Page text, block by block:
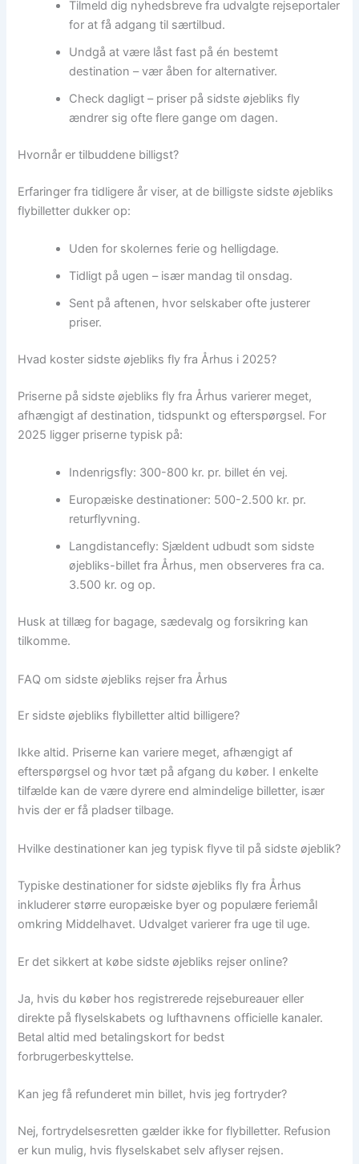
Tilmeld dig nyhedsbreve fra udvalgte rejseportaler
for at få adgang til særtilbud.
Undgå at være låst fast på én bestemt
destination – vær åben for alternativer.
Check dagligt – priser på sidste øjebliks fly
ændrer sig ofte flere gange om dagen.
Hvornår er tilbuddene billigst?
Erfaringer fra tidligere år viser, at de billigste sidste øjebliks
flybilletter dukker op:
Uden for skolernes ferie og helligdage.
Tidligt på ugen – især mandag til onsdag.
Sent på aftenen, hvor selskaber ofte justerer
priser.
Hvad koster sidste øjebliks fly fra Århus i 2025?
Priserne på sidste øjebliks fly fra Århus varierer meget,
afhængigt af destination, tidspunkt og efterspørgsel. For
2025 ligger priserne typisk på:
Indenrigsfly: 300-800 kr. pr. billet én vej.
Europæiske destinationer: 500-2.500 kr. pr.
returflyvning.
Langdistancefly: Sjældent udbudt som sidste
øjebliks-billet fra Århus, men observeres fra ca.
3.500 kr. og op.
Husk at tillæg for bagage, sædevalg og forsikring kan
tilkomme.
FAQ om sidste øjebliks rejser fra Århus
Er sidste øjebliks flybilletter altid billigere?
Ikke altid. Priserne kan variere meget, afhængigt af
efterspørgsel og hvor tæt på afgang du køber. I enkelte
tilfælde kan de være dyrere end almindelige billetter, især
hvis der er få pladser tilbage.
Hvilke destinationer kan jeg typisk flyve til på sidste øjeblik?
Typiske destinationer for sidste øjebliks fly fra Århus
inkluderer større europæiske byer og populære feriemål
omkring Middelhavet. Udvalget varierer fra uge til uge.
Er det sikkert at købe sidste øjebliks rejser online?
Ja, hvis du køber hos registrerede rejsebureauer eller
direkte på flyselskabets og lufthavnens officielle kanaler.
Betal altid med betalingskort for bedst
forbrugerbeskyttelse.
Kan jeg få refunderet min billet, hvis jeg fortryder?
Nej, fortrydelsesretten gælder ikke for flybilletter. Refusion
er kun mulig, hvis flyselskabet selv aflyser rejsen.